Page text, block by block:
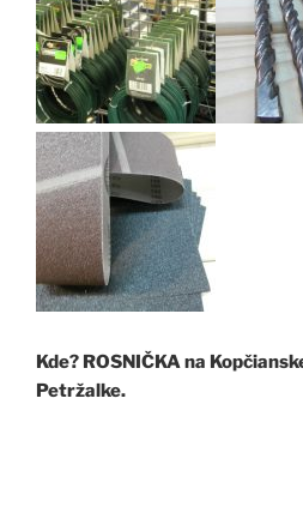
Kde? ROSNIČKA na
Petržalke.